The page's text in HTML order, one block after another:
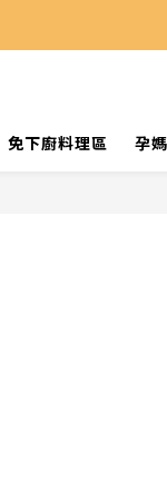
免下廚料理區 孕